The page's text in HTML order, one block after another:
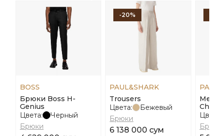
BOSS
Брюки Boss H-
Genius
Цвета:
Черный
Брюки
-20%
PAUL&SHARK
Trousers
Цвета:
Бежевый
Брюки
6 138 000 сум